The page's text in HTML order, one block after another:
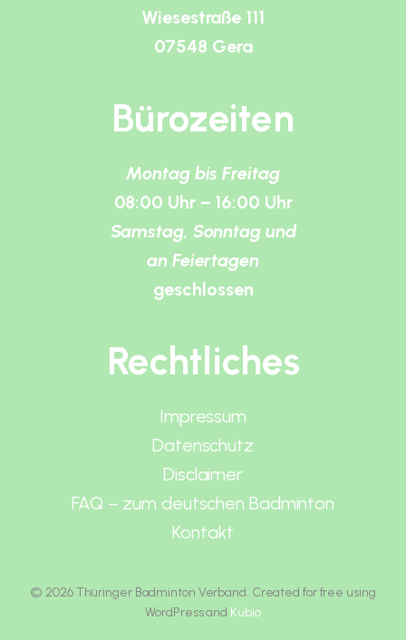
Wiesestraße 111
07548 Gera
Bürozeiten
Montag bis Freitag
08:00 Uhr – 16:00 Uhr
Samstag, Sonntag und
an Feiertagen
geschlossen
Rechtliches
Impressum
Datenschutz
Disclaimer
FAQ – zum deutschen Badminton
Kontakt
© 2026 Thüringer Badminton Verband. Created for free using
WordPress and Kubio